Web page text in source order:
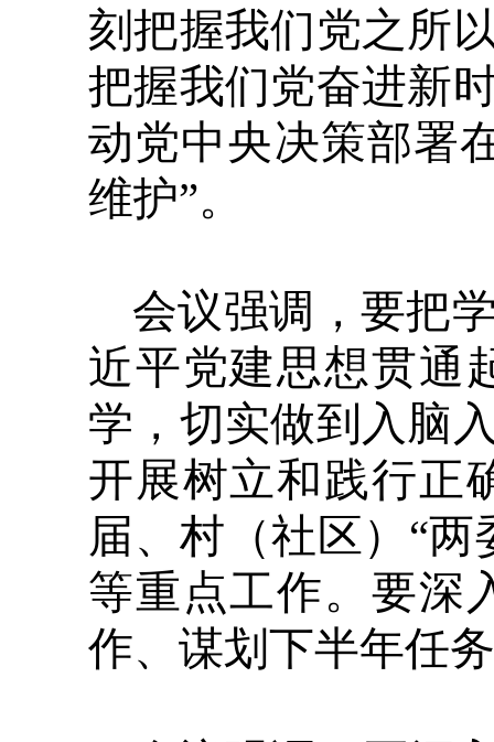
刻把握我们党之所
把握我们党奋进新
动党中央决策部署
维护”。
会议强调，要把
近平党建思想贯通
学，切实做到入脑
开展树立和践行正
届、村（社区）“
等重点工作。要深
作、谋划下半年任